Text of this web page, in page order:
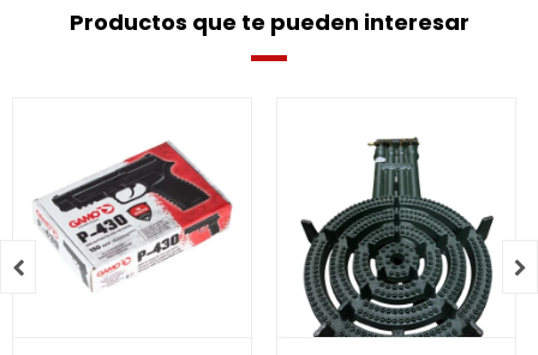
Productos que te pueden interesar
 